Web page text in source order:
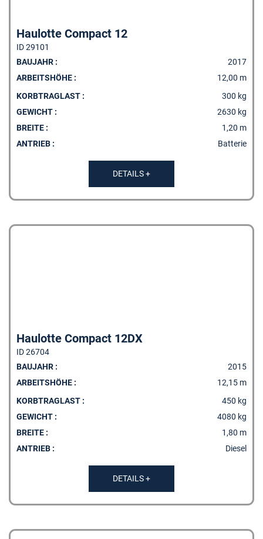
Haulotte Compact 12
ID 29101
BAUJAHR :
2017
ARBEITSHÖHE :
12,00 m
KORBTRAGLAST :
300 kg
GEWICHT :
2630 kg
BREITE :
1,20 m
ANTRIEB :
Batterie
DETAILS +
Haulotte Compact 12DX
ID 26704
BAUJAHR :
2015
ARBEITSHÖHE :
12,15 m
KORBTRAGLAST :
450 kg
GEWICHT :
4080 kg
BREITE :
1,80 m
ANTRIEB :
Diesel
DETAILS +